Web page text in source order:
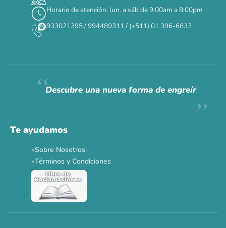
✕
Siempre fuimosraros.
Ver todas las promos 🐾
Horario de atención: lun. a sáb de 9:00am a 8:00pm
933021395 / 994489311 / (+511) 01 396-6832
Descubre una nueva forma de engreír
Te ayudamos
Sobre Nosotros
Términos y Condiciones